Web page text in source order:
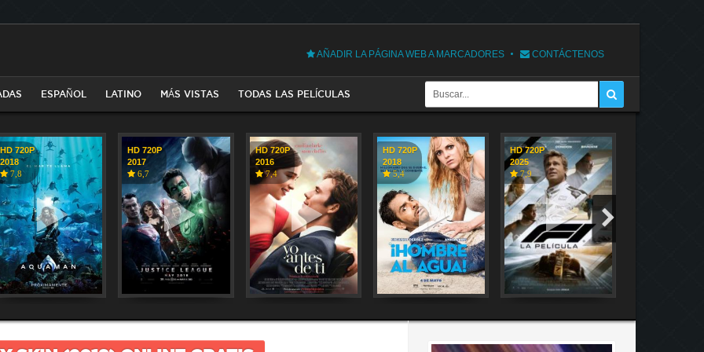
AÑADIR LA PÁGINA WEB A MARCADORES CONTÁCTENOS
ESPAÑOL LATINO MÁS VISTAS TODAS LAS PELÍCULAS
HD 720P
2018
7,8
HD 720P
2017
6,7
HD 720P
2016
7,4
HD 720P
2018
5,4
HD 720P
2025
7,9